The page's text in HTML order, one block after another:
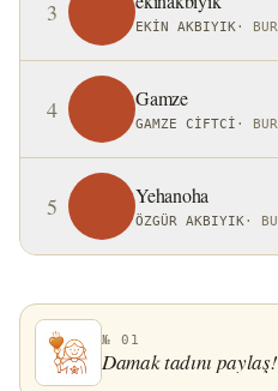
3 EKIN AKBIYIK ·
4 Gamze
GAMZE CIFTCI ·
5 Yehanoha
ÖZGÜR AKBIYIK ·
№ 01
Damak tadını paylaş!